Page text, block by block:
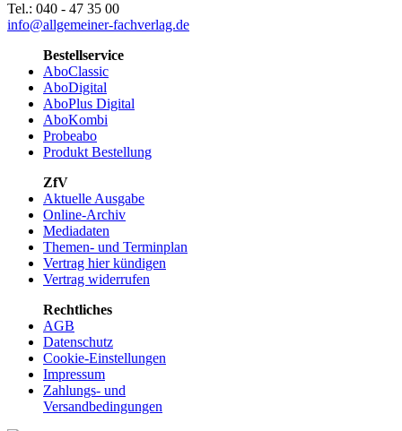
Tel.: 040 - 47 35 00
info@allgemeiner-fachverlag.de
Bestellservice
AboClassic
AboDigital
AboPlus Digital
AboKombi
Probeabo
Produkt Bestellung
ZfV
Aktuelle Ausgabe
Online-Archiv
Mediadaten
Themen- und Terminplan
Vertrag hier kündigen
Vertrag widerrufen
Rechtliches
AGB
Datenschutz
Cookie-Einstellungen
Impressum
Zahlungs- und
Versandbedingungen